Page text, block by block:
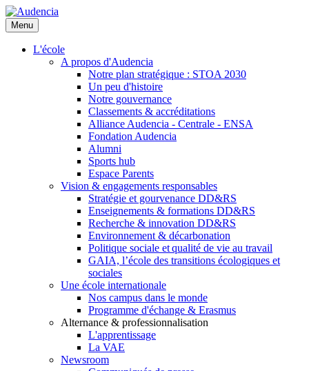
Aller
au
contenu
principal
Menu
L'école
A propos d'Audencia
Notre plan stratégique : STOA 2030
Un peu d'histoire
Notre gouvernance
Classements & accréditations
Alliance Audencia - Centrale - ENSA
Fondation Audencia
Alumni
Sports hub
Espace Parents
Vision & engagements responsables
Stratégie et gourvenance DD&RS
Enseignements & formations DD&RS
Recherche & innovation DD&RS
Environnement & décarbonation
Politique sociale et qualité de vie au travail
GAIA, l’école des transitions écologiques et
sociales
Une école internationale
Nos campus dans le monde
Programme d'échange & Erasmus
Alternance & professionnalisation
L'apprentissage
La VAE
Newsroom